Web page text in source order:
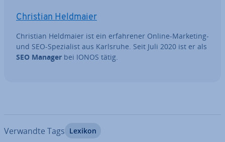
Christian Heldmaier
Christian Heldmaier ist ein er­fah­re­ner Online-Marketing-
und SEO-Spe­zia­list aus Karlsruhe. Seit Juli 2020 ist er als
SEO Manager bei IONOS tätig.
Verwandte Tags Lexikon